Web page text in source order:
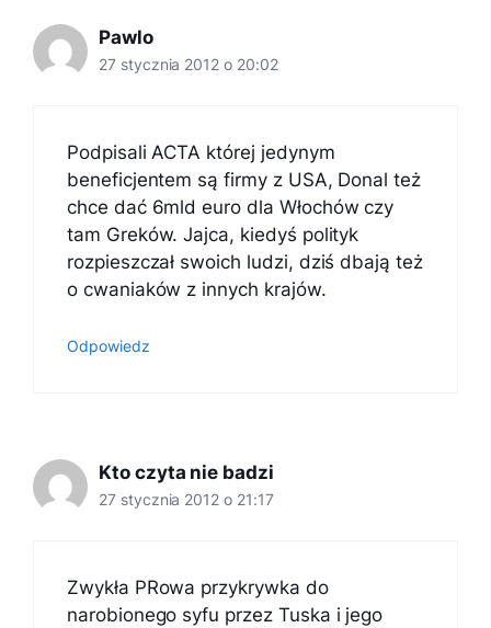
Pawlo
27 stycznia 2012 o 20:02
Podpisali ACTA której jedynym
beneficjentem są firmy z USA, Donal też
chce dać 6mld euro dla Włochów czy
tam Greków. Jajca, kiedyś polityk
rozpieszczał swoich ludzi, dziś dbają też
o cwaniaków z innych krajów.
Odpowiedz
Kto czyta nie badzi
27 stycznia 2012 o 21:17
Zwykła PRowa przykrywka do
narobionego syfu przez Tuska i jego